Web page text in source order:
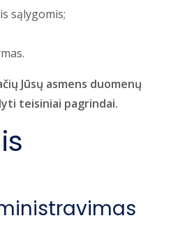
sąlygomis;
Jūsų asmens duomenų
teisiniai pagrindai.